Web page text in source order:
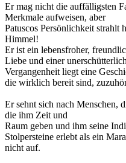
Er mag nicht die auffälligsten
Merkmale aufweisen, aber
Patuscos Persönlichkeit strahlt
Himmel!
Er ist ein lebensfroher,
Liebe und einer
Vergangenheit liegt eine
die wirklich bereit sind,
Er sehnt sich nach Menschen,
die ihm Zeit und
Raum geben und ihm seine
Stolpersteine erlebt als ein
nicht auf.